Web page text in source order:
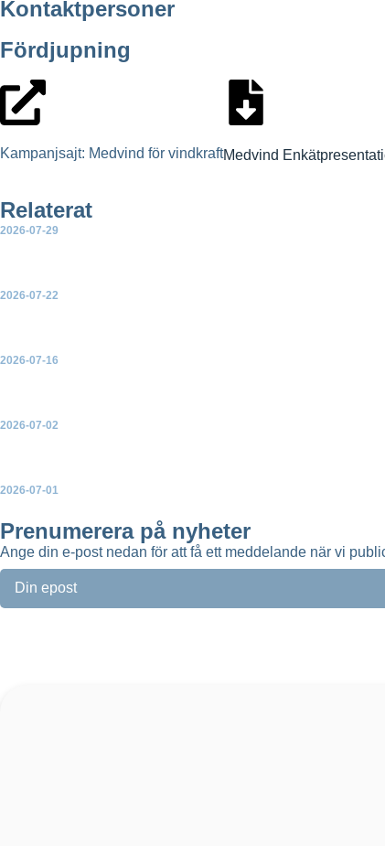
Kontaktpersoner
Fördjupning
Kampanjsajt: Medvind för vindkraftMedvind
Relaterat
2026-07-29
2026-07-22
2026-07-16
2026-07-02
2026-07-01
Prenumerera på nyheter
Ange din e-post nedan för att få ett meddelande när vi